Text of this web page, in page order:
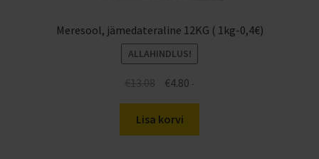
Meresool, jämedateraline 12KG ( 1kg-0,4€)
ALLAHINDLUS!
€13.08
Algne
hind
oli:
€13.08.
€4.80Praegune
hind
€4.80.
-
Lisa korvi